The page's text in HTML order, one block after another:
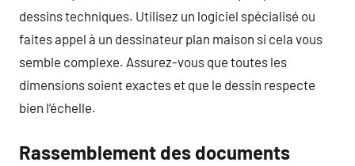
dessins techniques. Utilisez un logiciel spécialisé ou
faites appel à un dessinateur plan maison si cela vous
semble complexe. Assurez-vous que toutes les
dimensions soient exactes et que le dessin respecte
bien l’échelle.
Rassemblement des documents